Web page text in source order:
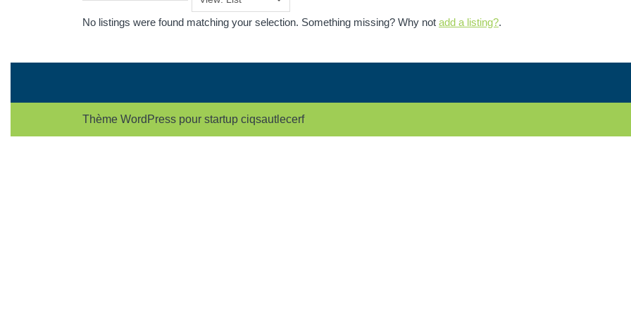
No listings were found matching your selection. Something missing? Why not add a listing?.
Thème WordPress pour startup ciqsautlecerf